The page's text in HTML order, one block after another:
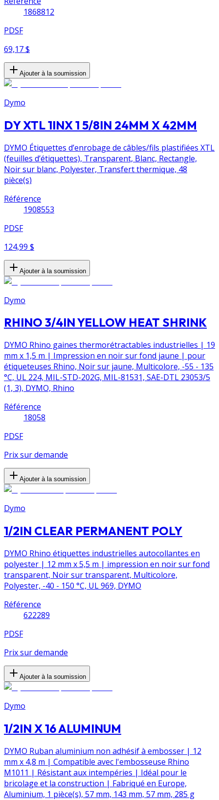
1868812
PDSF
69,17 $
Ajouter à la soumission
Dymo
DY XTL 1INX 1 5/8IN 24MM X 42MM
DYMO Étiquettes d’enrobage de câbles/fils plastifiées XTL
(feuilles d’étiquettes), Transparent, Blanc, Rectangle,
Noir sur blanc, Polyester, Transfert thermique, 48
pièce(s)
Référence
1908553
PDSF
124,99 $
Ajouter à la soumission
Dymo
RHINO 3/4IN YELLOW HEAT SHRINK
DYMO Rhino gaines thermorétractables industrielles | 19
mm x 1,5 m | Impression en noir sur fond jaune | pour
étiqueteuses Rhino, Noir sur jaune, Multicolore, -55 - 135
°C, UL 224, MIL-STD-202G, MIL-81531, SAE-DTL 23053/5
(1, 3), DYMO, Rhino
Référence
18058
PDSF
Prix sur demande
Ajouter à la soumission
Dymo
1/2IN CLEAR PERMANENT POLY
DYMO Rhino étiquettes industrielles autocollantes en
polyester | 12 mm x 5,5 m | impression en noir sur fond
transparent, Noir sur transparent, Multicolore,
Polyester, -40 - 150 °C, UL 969, DYMO
Référence
622289
PDSF
Prix sur demande
Ajouter à la soumission
Dymo
1/2IN X 16 ALUMINUM
DYMO Ruban aluminium non adhésif à embosser | 12
mm x 4,8 m | Compatible avec l'embosseuse Rhino
M1011 | Résistant aux intempéries | Idéal pour le
bricolage et la construction | Fabriqué en Europe,
Aluminium, 1 pièce(s), 57 mm, 143 mm, 57 mm, 285 g